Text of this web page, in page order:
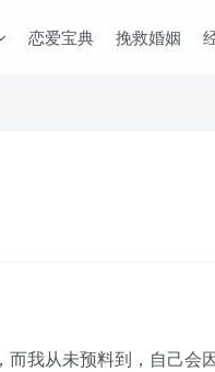
恋爱宝典 挽救婚姻
我从未预料到，自己会